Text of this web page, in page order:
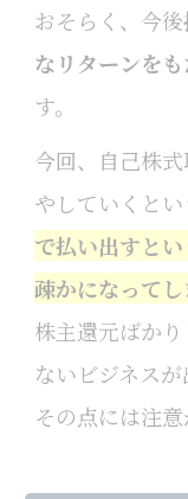
おそらく、今後
なリターンを
す。
今回、自己株
やしていくとい
で払い出すと
疎かになってし
株主還元ばか
ないビジネスが
その点には注意